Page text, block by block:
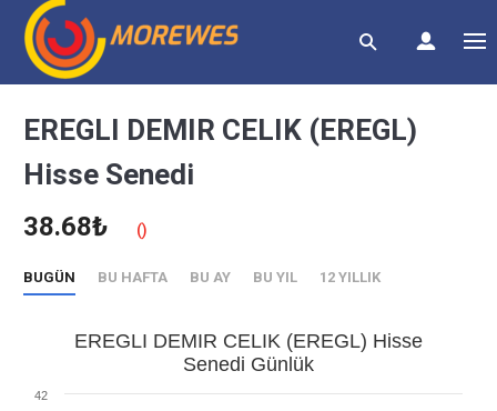
EREGLI DEMIR CELIK (EREGL)
Hisse Senedi
38.68₺ ()
BUGÜN BU HAFTA BU AY BU YIL 12 YILLIK
EREGLI DEMIR CELIK (EREGL) Hisse
Senedi Günlük
42